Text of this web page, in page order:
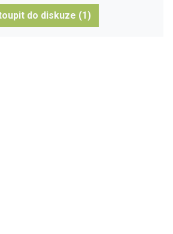
do diskuze (1)